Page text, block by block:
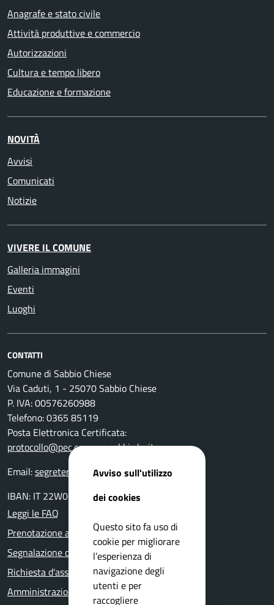
Anagrafe e stato civile
Attività produttive e commercio
Autorizzazioni
Cultura e tempo libero
Educazione e formazione
NOVITÀ
Avvisi
Comunicati
Notizie
VIVERE IL COMUNE
Galleria immagini
Eventi
Luoghi
CONTATTI
Comune di Sabbio Chiese
Via Caduti, 1 - 25070 Sabbio Chiese
P. IVA: 00576260988
Telefono: 0365 85119
Posta Elettronica Certificata:
protocollo@pec.comune.sabbio.bs.it
Email:segreteria@comune.sabbio.bs.it
IBAN: IT 22W0359901800000000131522
Leggi le FAQ
Prenotazione appuntamento
Segnalazione disservizio
Richiesta d'assistenza
Amministrazione trasparente
Avviso sull'utilizzo
dei cookies
Questo sito fa uso di
cookie per migliorare
l’esperienza di
navigazione degli
utenti e per
raccogliere